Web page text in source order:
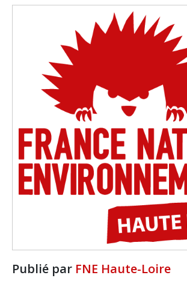
Publié par FNE Haute-Loire